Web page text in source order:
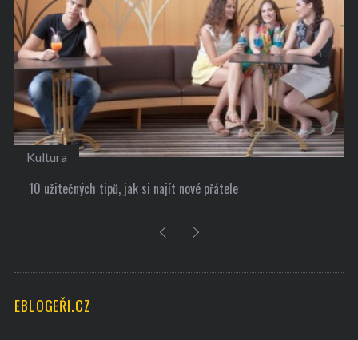
Kultura
10 užitečných tipů, jak si najít nové přátele
EBLOGEŘI.CZ